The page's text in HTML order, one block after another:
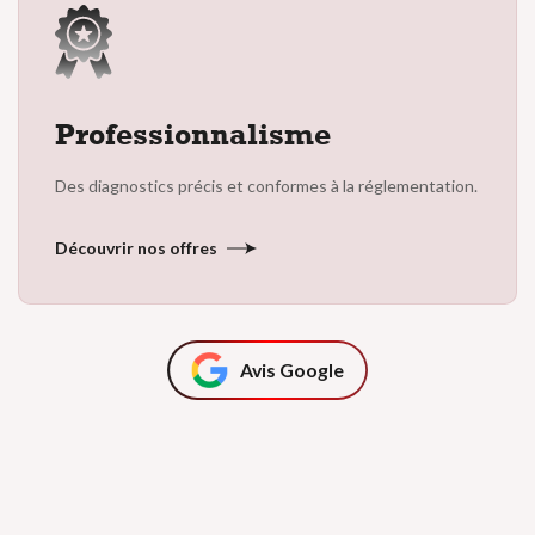
Professionnalisme
Des diagnostics précis et conformes à la réglementation.
Découvrir nos offres
Avis Google